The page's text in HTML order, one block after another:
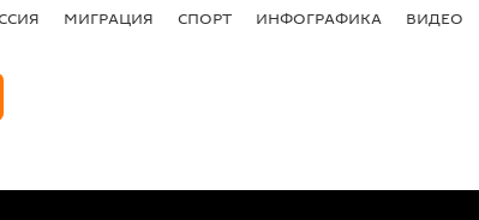
МИГРАЦИЯ СПОРТ ИНФОГРАФИКА ВИДЕО